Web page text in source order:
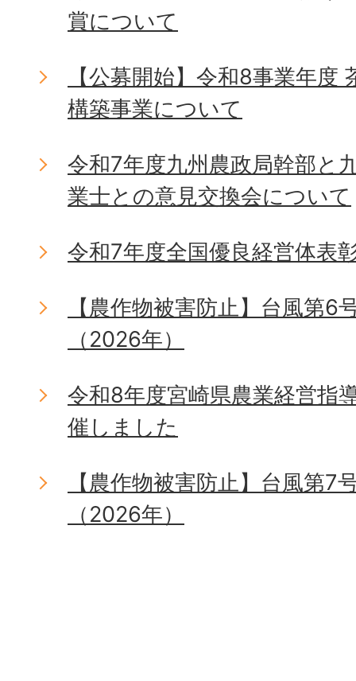
賞について
【公募開始】令和8事業年
構築事業について
令和7年度九州農政局幹部と
業士との意見交換会について
令和7年度全国優良経営体表
【農作物被害防止】台風第
（2026年）
令和8年度宮崎県農業経営指
催しました
【農作物被害防止】台風第7
（2026年）